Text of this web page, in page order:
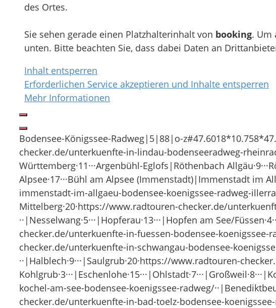
des Ortes.
Sie sehen gerade einen Platzhalterinhalt von booking. Um
unten. Bitte beachten Sie, dass dabei Daten an
Inhalt entsperren
Erforderlichen Service akzeptieren und Inhalte entsperren
Mehr Informationen
Bodensee-Königssee-Radweg|5|88|o-
checker.de/unterkuenfte-in-lindau-bodenseeradweg-
Württemberg·11···Argenbühl-Eglofs|Röthenbach
Alpsee·17···Bühl am Alpsee (Immenstadt)|Immenstadt im
immenstadt-im-allgaeu-bodensee-koenigssee-radweg-
Mittelberg·20·https://www.radtouren-checker.de/
··|Nesselwang·5···|Hopferau·13···|Hopfen am See/
checker.de/unterkuenfte-in-fuessen-bodensee-koenigssee-
checker.de/unterkuenfte-in-schwangau-bodensee-
··|Halblech·9···|Saulgrub·20·https://www.radtouren-
kochel-am-see-bodensee-koenigssee-radweg/
checker.de/unterkuenfte-in-bad-toelz-bodensee-koenigssee-